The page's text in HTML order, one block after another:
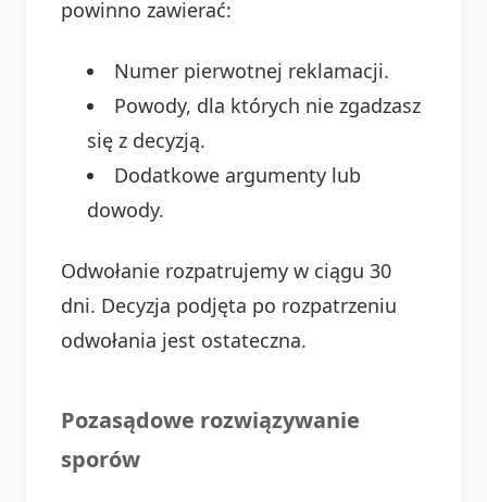
powinno zawierać:
Numer pierwotnej reklamacji.
Powody, dla których nie zgadzasz
się z decyzją.
Dodatkowe argumenty lub
dowody.
Odwołanie rozpatrujemy w ciągu 30
dni. Decyzja podjęta po rozpatrzeniu
odwołania jest ostateczna.
Pozasądowe rozwiązywanie
sporów